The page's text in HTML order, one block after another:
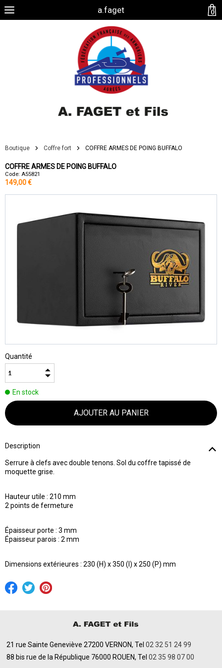
a.faget
Boutique Coffre fort COFFRE ARMES DE POING BUFFALO
COFFRE ARMES DE POING BUFFALO
Code: A55821
149,00 €
Quantité
En stock
Description
Serrure à clefs avec double tenons. Sol du coffre tapissé de
moquette grise.
Hauteur utile : 210 mm
2 points de fermeture
Épaisseur porte : 3 mm
Épaisseur parois : 2 mm
Dimensions extérieures : 230 (H) x 350 (l) x 250 (P) mm
21 rue Sainte Geneviève 27200 VERNON, Tel 02 32 51 24 99
88 bis rue de la République 76000 ROUEN, Tel 02 35 98 07 00
0